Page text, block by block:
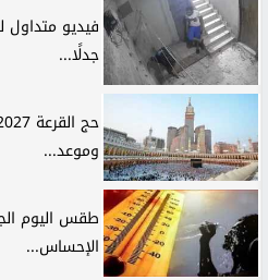
فيديو متداول
جدلًا...
وموعد...
طقس اليوم
الإحساس...